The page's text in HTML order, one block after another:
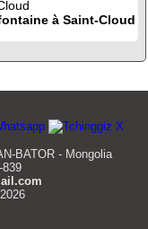
à Saint-Cloud
BATOR - Mongolia